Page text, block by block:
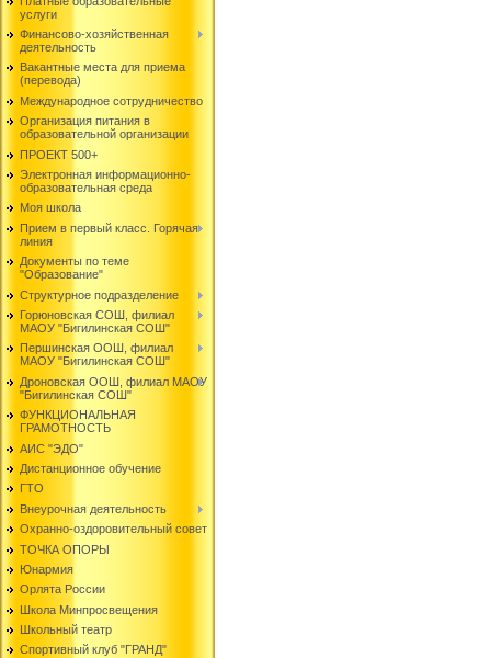
услуги
Финансово-хозяйственная
деятельность
Вакантные места для приема
(перевода)
Международное сотрудничество
Организация питания в
образовательной организации
ПРОЕКТ 500+
Электронная информационно-
образовательная среда
Моя школа
Прием в первый класс. Горячая
линия
Документы по теме
"Образование"
Структурное подразделение
Горюновская СОШ, филиал
МАОУ "Бигилинская СОШ"
Першинская ООШ, филиал
МАОУ "Бигилинская СОШ"
Дроновская ООШ, филиал МАОУ
"Бигилинская СОШ"
ФУНКЦИОНАЛЬНАЯ
ГРАМОТНОСТЬ
АИС "ЭДО"
Дистанционное обучение
ГТО
Внеурочная деятельность
Охранно-оздоровительный совет
ТОЧКА ОПОРЫ
Юнармия
Орлята России
Школа Минпросвещения
Школьный театр
Спортивный клуб "ГРАНД"